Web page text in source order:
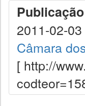
2011-02-03
Câmara
[ http://